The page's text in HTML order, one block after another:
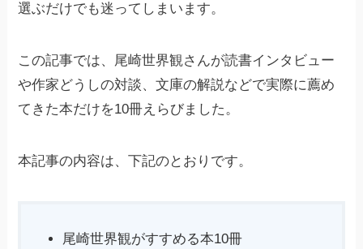
選ぶだけでも迷ってしまいます。
この記事では、尾崎世界観さんが読書インタビュー
や作家どうしの対談、文庫の解説などで実際に薦め
てきた本だけを10冊えらびました。
本記事の内容は、下記のとおりです。
尾崎世界観がすすめる本10冊